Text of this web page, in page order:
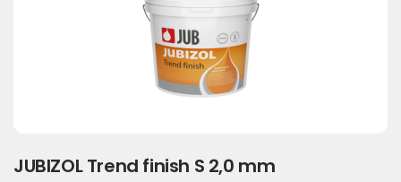
JUBIZOL Trend finish S 2,0 mm